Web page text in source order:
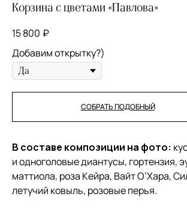
Корзина с цветами «Павлова»
15 800 ₽
Добавим открытку?)
СОБРАТЬ ПОДОБНЫЙ
В составе композиции на фото:
и одноголовые диантусы, гортензия,
маттиола, роза Кейра, Вайт О’Хара,
летучий ковыль, розовые перья.